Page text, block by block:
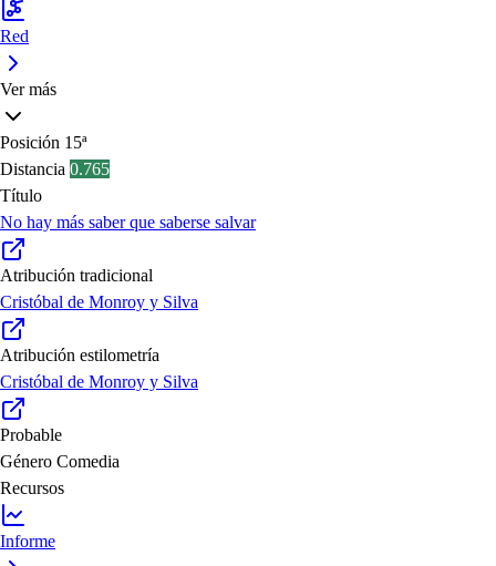
Red
Ver más
Posición 15ª
Distancia 0.765
Título
No hay más saber que saberse salvar
Atribución tradicional
Cristóbal de Monroy y Silva
Atribución estilometría
Cristóbal de Monroy y Silva
Probable
Género Comedia
Recursos
Informe